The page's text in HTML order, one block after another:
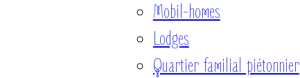
Mobil-homes
Lodges
Quartier familial piétonnier